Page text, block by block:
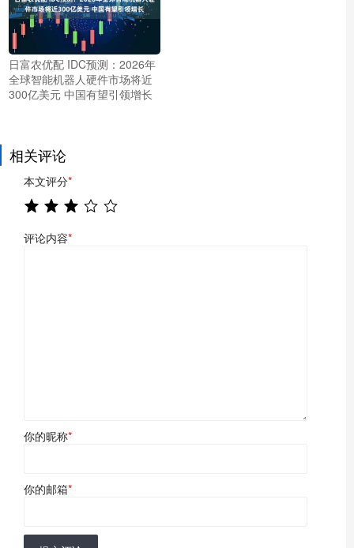
日富农优配 IDC预测：2026年
全球智能机器人硬件市场将近
300亿美元 中国有望引领增长
相关评论
本文评分*
评论内容*
你的昵称*
你的邮箱*